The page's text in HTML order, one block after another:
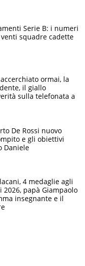
Serie B: i numeri
squadre cadette
ormai, la
il giallo
sulla telefonata a
De Rossi nuovo
e gli obiettivi
Daniele
4 medaglie agli
2026, papà Giampaolo
insegnante e il